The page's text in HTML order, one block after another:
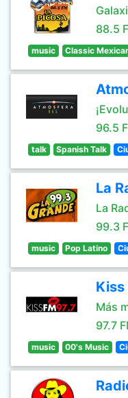
88.5
music Classic
96.5
talk Spanish Talk
La
La
99.3
music Pop Latino
Kiss
Más
97.7
music 00's Music